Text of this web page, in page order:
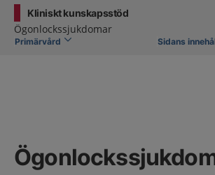
Kliniskt kunskapsstöd
Ögonlockssjukdomar
Primärvård Sidans